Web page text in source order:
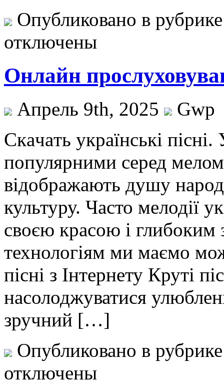
Опубликовано в
отключены
Онлайн
Апрель 9th, 2025
Gwp
Скaчaть укрaїнські
популярними серед
відображають душу
культуру. Часто мелодії
своєю красою і глибоким
технологіям ми маємо
пісні з Інтернету Круті
насолоджуватися
зручний […]
Опубликовано в
отключены